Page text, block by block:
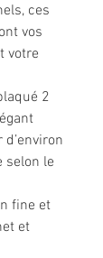
ces
vos
votre
2
selon le
fine et
et